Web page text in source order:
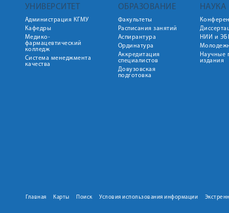
УНИВЕРСИТЕТ
Администрация КГМУ
Кафедры
Медико-
фармацевтический
колледж
Система менеджмента
качества
ОБРАЗОВАНИЕ
Факультеты
Расписания занятий
Аспирантура
Ординатура
Аккредитация
специалистов
Довузовская
подготовка
НАУКА
НИИ и
Научные
издания
Главная Карты Поиск Условия использования информации